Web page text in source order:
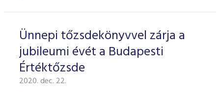
Ünnepi tőzsdekönyvvel zárja a
jubileumi évét a Budapesti
Értéktőzsde
2020. dec. 22.